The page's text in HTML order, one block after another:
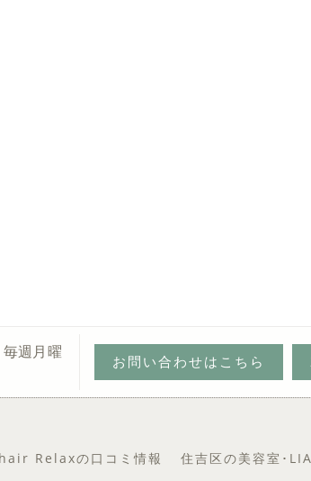
週月曜
お問い合わせはこちら
Relaxの口コミ情報 住吉区の美容室･